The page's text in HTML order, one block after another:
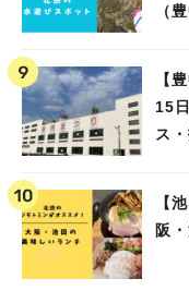
（
【
15
ス
【
阪